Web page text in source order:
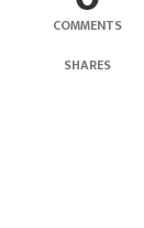
COMMENTS
SHARES